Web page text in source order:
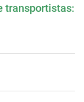
transportistas: